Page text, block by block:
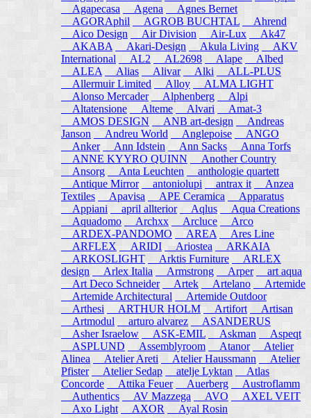
Agapecasa
Agena
Agnes Bernet
AGORAphil
AGROB BUCHTAL
Ahrend
Aico Design
Air Division Air-Lux
Ak47
AKABA
Akari-Design Akula Living
AKV
International
AL2 AL2698 Alape
Albed
ALEA
Alias Alivar Alki
ALL-PLUS
Allermuir Limited
Alloy
ALMA LIGHT
Alonso Mercader
Alphenberg
Alpi
Altatensione
Alteme Alvari
Amat-3
AMOS DESIGN
ANB art-design
Andreas
Janson
Andreu World Anglepoise
ANGO
Anker
Ann Idstein Ann Sacks
Anna Torfs
ANNE KYYRO QUINN
Another Country
Ansorg
Anta Leuchten
anthologie quartett
Antique Mirror
antoniolupi antrax it
Anzea
Textiles
Apavisa APE Ceramica
Apparatus
Appiani
april allterior Aqlus Aqua Creations
Aquadomo
Archxx Arcluce
Arco
ARDEX-PANDOMO
AREA
Ares Line
ARFLEX
ARIDI Ariostea
ARKAIA
ARKOSLIGHT
Arktis Furniture
ARLEX
design
Arlex Italia Armstrong Arper
art aqua
Art Deco Schneider
Artek Artelano
Artemide
Artemide Architectural
Artemide Outdoor
Arthesi
ARTHUR HOLM Artifort
Artisan
Artmodul
arturo alvarez
ASANDERUS
Asher Israelow
ASK-EMIL Askman
Aspeqt
ASPLUND
Assemblyroom Atanor
Atelier
Alinea
Atelier Areti Atelier Haussmann
Atelier
Pfister
Atelier Sedap atelje Lyktan
Atlas
Concorde
Attika Feuer Auerberg
Austroflamm
Authentics
AV Mazzega AVO
AXEL VEIT
Axo Light
AXOR Ayal Rosin